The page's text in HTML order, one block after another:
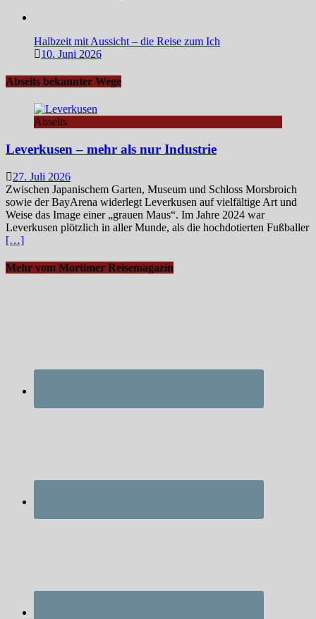
Halbzeit mit Aussicht – die Reise zum Ich
10. Juni 2026
Abseits bekannter Wege
Abseits
Leverkusen – mehr als nur Industrie
27. Juli 2026
Zwischen Japanischem Garten, Museum und Schloss Morsbroich
sowie der BayArena widerlegt Leverkusen auf vielfältige Art und
Weise das Image einer „grauen Maus“. Im Jahre 2024 war
Leverkusen plötzlich in aller Munde, als die hochdotierten Fußballer
[…]
Mehr vom Mortimer Reisemagazin